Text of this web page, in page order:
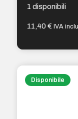
1 disponibili
11,40€ IVA
Disponibile